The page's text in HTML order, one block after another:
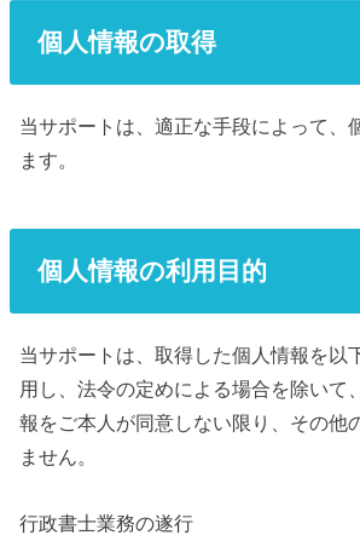
個人情報の取得
当サポートは、適正な手段によって、
ます。
個人情報の利用目的
当サポートは、取得した個人情報を以
用し、法令の定めによる場合を除いて
報をご本人が同意しない限り、その他
ません。
行政書士業務の遂行